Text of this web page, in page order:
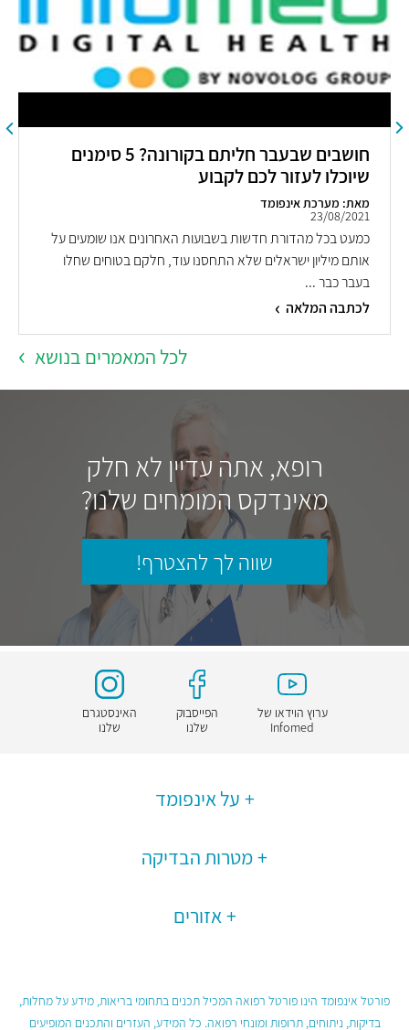
חושבים שבעבר חליתם בקורונה? 5 סימנים
שיוכלו לעזור לכם לקבוע
מאת: מערכת אינפומד
23/08/2021
כמעט בכל מהדורת חדשות בשבועות האחרונים אנו שומעים על
אותם מיליון ישראלים שלא התחסנו עוד, חלקם בטוחים שחלו
בעבר כבר ...
לכתבה המלאה
לכל המאמרים בנושא
רופא, אתה עדיין לא חלק
מאינדקס המומחים שלנו?
שווה לך להצטרף!
ערוץ הוידאו של
Infomed
הפייסבוק
שלנו
האינסטגרם
שלנו
על אינפומד
מטרות הבדיקה
אזורים
פורטל אינפומד הינו פורטל רפואה המכיל תכנים בתחומי בריאות, מידע על מחלות,
בדיקות, ניתוחים, תרופות ומונחי רפואה. כל המידע, העזרים והתכנים המופיעים